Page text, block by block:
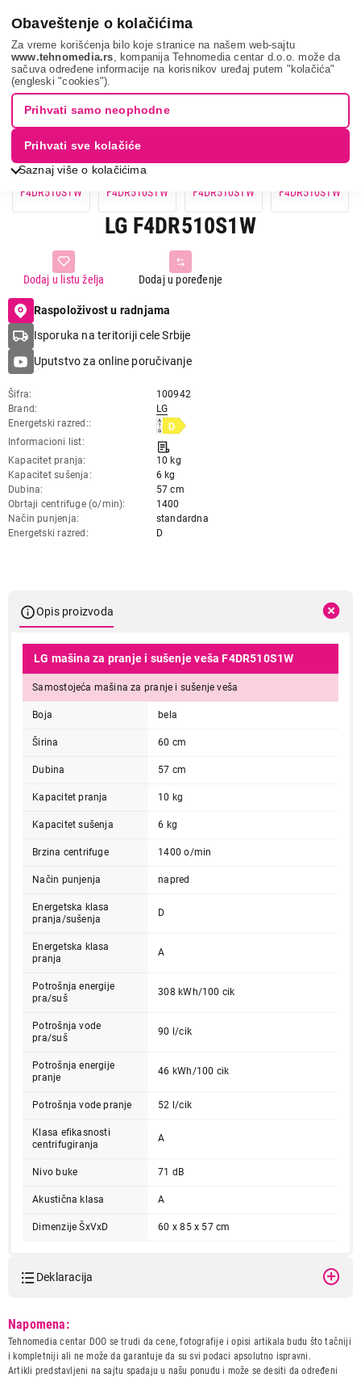
Obaveštenje o kolačićima
Za vreme korišćenja bilo koje stranice na našem web-sajtu
www.tehnomedia.rs , kompanija Tehnomedia centar d.o.o. može da
sačuva određene informacije na korisnikov uređaj putem "kolačića"
(engleski "cookies").
Saznaj više o kolačićima
Prihvati samo neophodne
Prihvati sve kolačiće
Lg f4dr510s1w...
LG F4DR510S1W
Dodaj u poređenje
Dodaj u listu želja
Raspoloživost u radnjama
Isporuka na teritoriji cele Srbije
Uputstvo za online poručivanje
Šifra
100942
Brand
LG
Energetski razred:
Informacioni list
Kapacitet pranja
10 kg
Kapacitet sušenja
6 kg
Dubina
57 cm
Obrtaji centrifuge (o/min)
1400
Način punjenja
standardna
Energetski razred
D
Opis proizvoda
LG mašina za pranje i sušenje veša F4DR510S1W
Samostojeća mašina za pranje i sušenje veša
Boja bela
Širina 60 cm
Dubina 57 cm
Kapacitet pranja 10 kg
Kapacitet sušenja 6 kg
Brzina centrifuge 1400 o/min
Način punjenja napred
Energetska klasa
pranja/sušenja
D
Energetska klasa
pranja
A
Potrošnja energije
pra/suš
308 kWh/100 cik
Potrošnja vode
pra/suš
90 l/cik
Potrošnja energije
pranje
46 kWh/100 cik
Potrošnja vode pranje 52 l/cik
Klasa efikasnosti
centrifugiranja
A
Nivo buke 71 dB
Akustična klasa A
Dimenzije ŠxVxD 60 x 85 x 57 cm
Deklaracija
Naziv i vrsta robe:
MASINA ZA PRANJE I
SUSENJE VESA
Uvoznik:
Also
Napomena:
Tehnomedia centar DOO se trudi da cene, fotografije i opisi artikala budu što tačniji
i kompletniji ali ne može da garantuje da su svi podaci apsolutno ispravni.
Artikli predstavljeni na sajtu spadaju u našu ponudu i može se desiti da određeni
MAŠINE ZA PRANJE I SUŠENJE VEŠA
LG F4DR510S1W
Proizvod je dodat u korpu.
Ukupno u korpi:
Nastavi kupovinu